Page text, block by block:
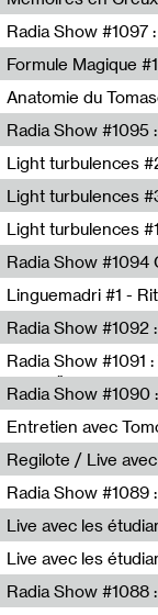
Sophie Auger-
Radia Show #1097
Formule Magique
Nathalie
Loraine
Usmaradio
Lutèce Lockness
Jérôme
Reboot.fm
Linguemadri #1 -
Meris Angioletti
Radia Show
Diffusion FM
Radia Show #1091
Radio Študent
Wave Farm
Entretien avec
Tomomi
Radio Panik
Live avec les
Live avec les